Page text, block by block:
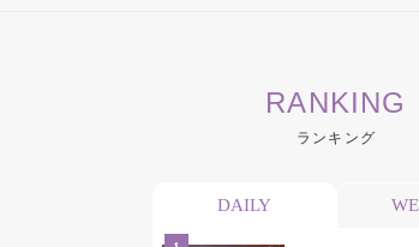
トレンド ワードRANKING
ランキング
DAILY